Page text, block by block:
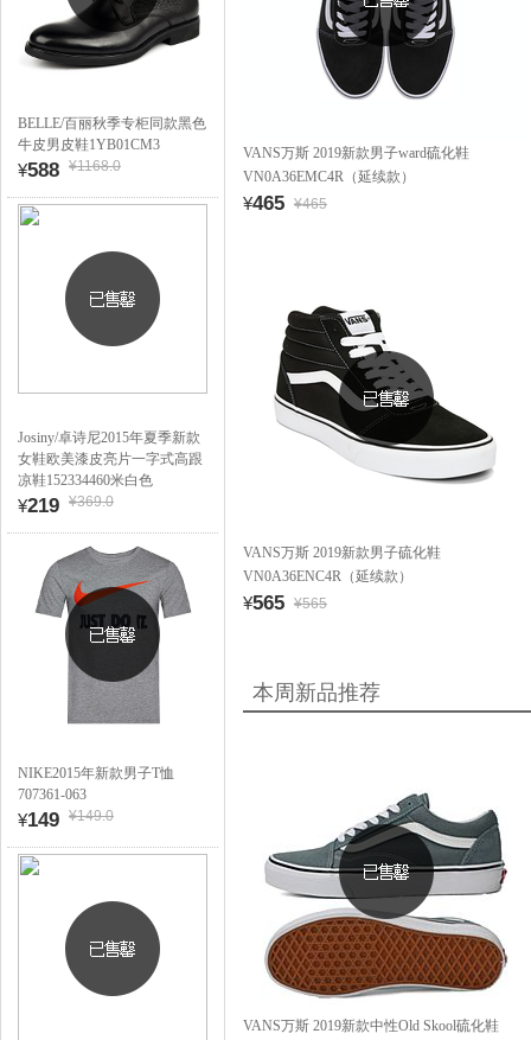
BELLE/百丽秋季专柜同款黑色
牛皮男皮鞋1YB01CM3
¥588 ¥1168.0
Josiny/卓诗尼2015年夏季新款
女鞋欧美漆皮亮片一字式高跟
凉鞋152334460米白色
¥219 ¥369.0
NIKE2015年新款男子T恤
707361-063
¥149 ¥149.0
VANS万斯 2019新款男子ward硫化鞋
VN0A36EMC4R（延续款）
¥465 ¥465
VANS万斯 2019新款男子硫化鞋
VN0A36ENC4R（延续款）
¥565 ¥565
本周新品推荐
VANS万斯 2019新款中性Old Skool硫化鞋